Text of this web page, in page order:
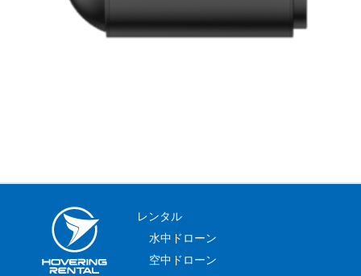
レンタル
水中ドローン
空中ドローン